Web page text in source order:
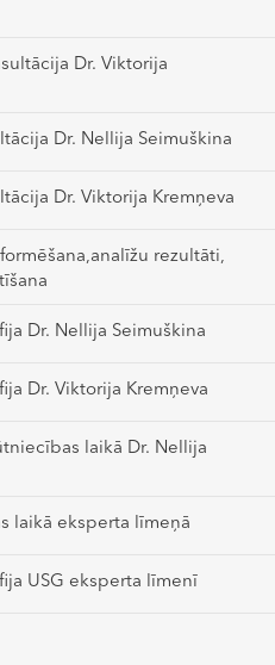
Dr. Viktorija
Dr. Nellija Seimuškina
Dr. Viktorija Kremņeva
rezultāti,
Dr. Nellija Seimuškina
Dr. Viktorija Kremņeva
laikā Dr. Nellija
laikā eksperta līmeņā
USG eksperta līmenī